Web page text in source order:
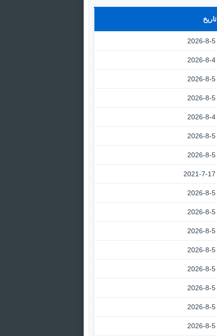
تاريخ
2026-8-5
2026-8-4
2026-8-5
2026-8-5
2026-8-4
2026-8-5
2026-8-5
2021-7-17
2026-8-5
2026-8-5
2026-8-5
2026-8-5
2026-8-5
2026-8-5
2026-8-5
2026-8-5